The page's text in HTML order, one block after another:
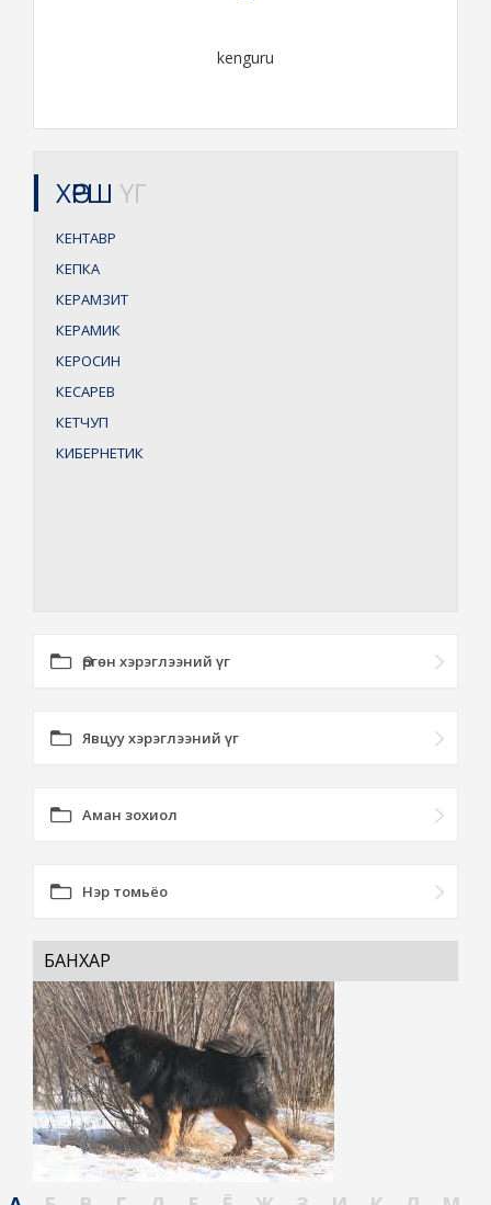
kenguru
ХӨРШ ҮГ
КЕНТАВР
КЕПКA
КЕРАМЗИТ
КЕРАМИК
КЕРОСИН
КЕСАРЕВ
КЕТЧУП
КИБЕРНЕТИК
Өргөн хэрэглээний үг
Явцуу хэрэглээний үг
Аман зохиол
Нэр томьёо
БАНХАР